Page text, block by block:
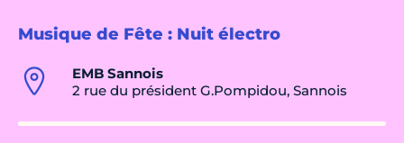
Musique de Fête : Nuit électro
EMB Sannois
2 rue du président G.Pompidou, Sannois